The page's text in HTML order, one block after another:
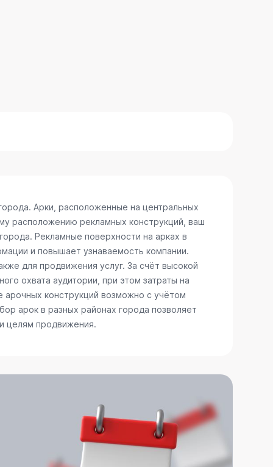
Арки, расположенные на центральных
расположению рекламных конструкций, ваш
Рекламные поверхности на арках в
и повышает узнаваемость компании.
для продвижения услуг. За счёт высокой
охвата аудитории, при этом затраты на
конструкций возможно с учётом
арок в разных районах города позволяет
целям продвижения.